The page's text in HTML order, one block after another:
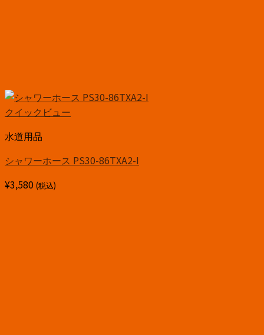
クイックビュー
水道用品
シャワーホース PS30-86TXA2-I
¥3,580 (税込)